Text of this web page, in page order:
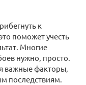
к
поможет учесть
Многие
нужно, просто.
важные факторы,
последствиям.